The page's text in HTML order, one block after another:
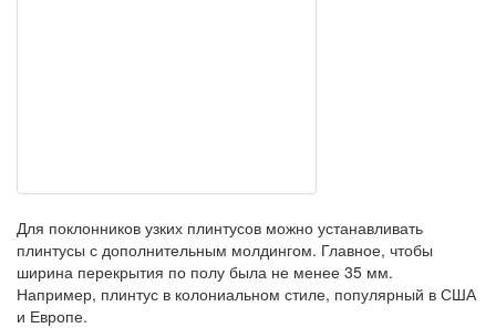
Для поклонников узких плинтусов можно устанавливать
плинтусы с дополнительным молдингом. Главное, чтобы
ширина перекрытия по полу была не менее 35 мм.
Например, плинтус в колониальном стиле, популярный в США
и Европе.